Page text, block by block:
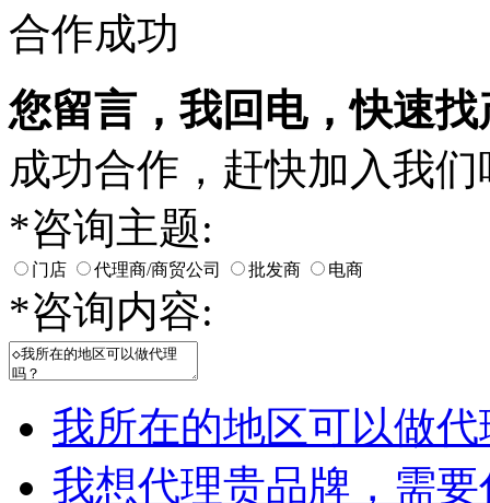
合作成功
您留言，我回电，快速找
成功合作，赶快加入我们
*咨询主题:
门店 代理商/商贸公司 批发商 电商
*咨询内容:
我所在的地区可以做
我想代理贵品牌，需